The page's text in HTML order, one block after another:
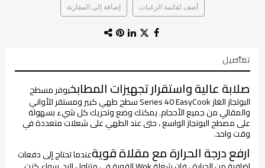
أضف لقائمة الرغبات إضافة إلى المقارنة
تفاصيل
صلابة عالية واستقرار تجهيزات المطابخيوفر مسطح
البوتجاز الغاز Series 40 EasyCook سطح طهي كبير ومستقر للأواني
والمقالي من جميع الأحجام. يمكنك وضع وتحريك كل شيء بسهولة
على مصطح البوتجاز الواسع ، حتى عند الطهي على شعلات متعددة في
وقت واحد.
ارفع درجة الحرارة مع مقلاة قويةعندما تحتاج إلى دفعات